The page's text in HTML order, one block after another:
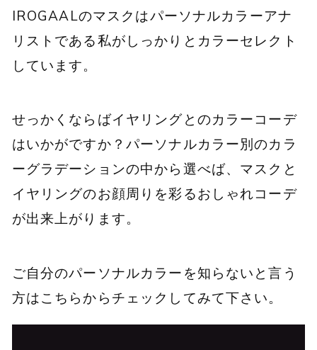
IROGAALのマスクはパーソナルカラーアナ
リストである私がしっかりとカラーセレクト
しています。
せっかくならばイヤリングとのカラーコーデ
はいかがですか？パーソナルカラー別のカラ
ーグラデーションの中から選べば、マスクと
イヤリングのお顔周りを彩るおしゃれコーデ
が出来上がります。
ご自分のパーソナルカラーを知らないと言う
方はこちらからチェックしてみて下さい。